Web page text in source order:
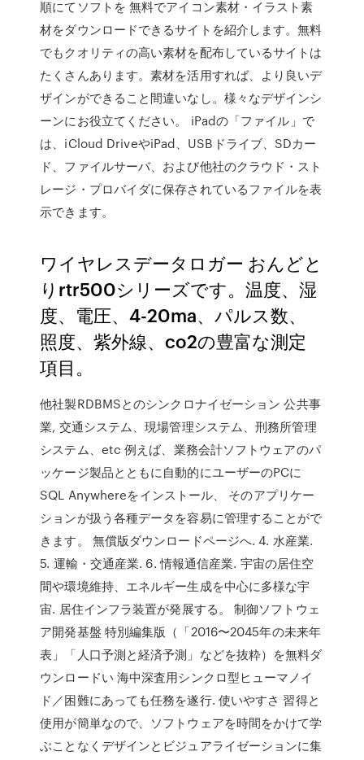
順にてソフトを 無料でアイコン素材・イラスト素
材をダウンロードできるサイトを紹介します。無料
でもクオリティの高い素材を配布しているサイトは
たくさんあります。素材を活用すれば、より良いデ
ザインができること間違いなし。様々なデザインシ
ーンにお役立てください。 iPadの「ファイル」で
は、iCloud DriveやiPad、USBドライブ、SDカー
ド、ファイルサーバ、および他社のクラウド・スト
レージ・プロバイダに保存されているファイルを表
示できます。
ワイヤレスデータロガー おんどと
りrtr500シリーズです。温度、湿
度、電圧、4-20ma、パルス数、
照度、紫外線、co2の豊富な測定
項目。
他社製RDBMSとのシンクロナイゼーション 公共事
業, 交通システム、現場管理システム、刑務所管理
システム、etc 例えば、業務会計ソフトウェアのパ
ッケージ製品とともに自動的にユーザーのPCに
SQL Anywhereをインストール、 そのアプリケー
ションが扱う各種データを容易に管理することがで
きます。 無償版ダウンロードページへ. 4. 水産業.
5. 運輸・交通産業. 6. 情報通信産業. 宇宙の居住空
間や環境維持、エネルギー生成を中心に多様な宇
宙. 居住インフラ装置が発展する。 制御ソフトウェ
ア開発基盤 特別編集版（「2016〜2045年の未来年
表」「人口予測と経済予測」などを抜粋）を無料ダ
ウンロードい 海中深査用シンクロ型ヒューマノイ
ド／困難にあっても任務を遂行. 使いやすさ 習得と
使用が簡単なので、ソフトウェアを時間をかけて学
ぶことなくデザインとビジュアライゼーションに集